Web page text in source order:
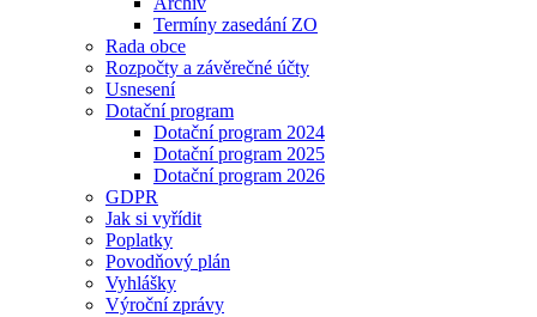
Termíny zasedání ZO
Rada obce
Rozpočty a závěrečné účty
Usnesení
Dotační program
Dotační program 2024
Dotační program 2025
Dotační program 2026
GDPR
Jak si vyřídit
Poplatky
Povodňový plán
Vyhlášky
Výroční zprávy